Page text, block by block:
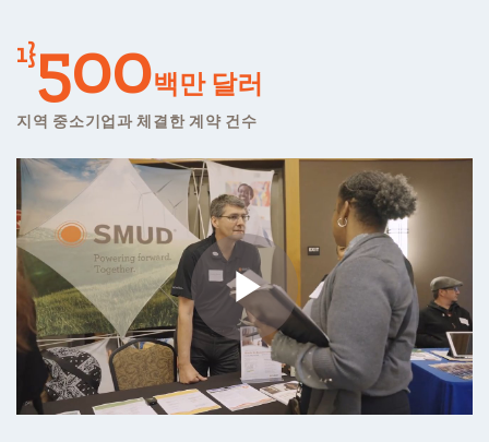
1}500백만 달러
지역 중소기업과 체결한 계약 건수